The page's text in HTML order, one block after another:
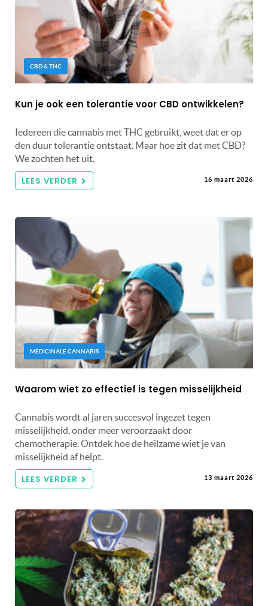
CBD & THC
Kun je ook een tolerantie voor CBD ontwikkelen?
Iedereen die cannabis met THC gebruikt, weet dat er op
den duur tolerantie ontstaat. Maar hoe zit dat met CBD?
We zochten het uit.
LEES VERDER 16 maart 2026
MEDICINALE CANNABIS
Waarom wiet zo effectief is tegen misselijkheid
Cannabis wordt al jaren succesvol ingezet tegen
misselijkheid, onder meer veroorzaakt door
chemotherapie. Ontdek hoe de heilzame wiet je van
misselijkheid af helpt.
LEES VERDER 13 maart 2026